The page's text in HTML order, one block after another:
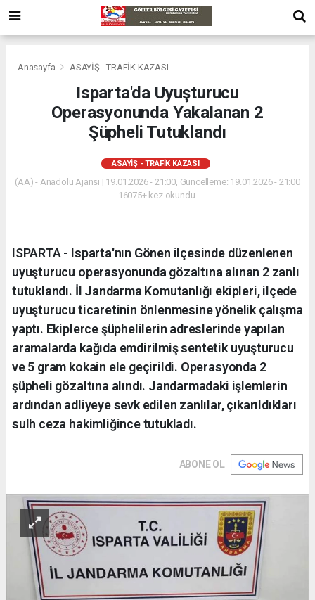
Anasayfa ASAYİŞ - TRAFİK KAZASI
Isparta'da Uyuşturucu
Operasyonunda Yakalanan 2
Şüpheli Tutuklandı
ASAYİŞ - TRAFİK KAZASI
(AA) - Anadolu Ajansı | 19.01.2026 - 21:00, Güncelleme: 19.01.2026 - 21:00
16075+ kez okundu.
ISPARTA - Isparta'nın Gönen ilçesinde düzenlenen
uyuşturucu operasyonunda gözaltına alınan 2 zanlı
tutuklandı. İl Jandarma Komutanlığı ekipleri, ilçede
uyuşturucu ticaretinin önlenmesine yönelik çalışma
yaptı. Ekiplerce şüphelilerin adreslerinde yapılan
aramalarda kağıda emdirilmiş sentetik uyuşturucu
ve 5 gram kokain ele geçirildi. Operasyonda 2
şüpheli gözaltına alındı. Jandarmadaki işlemlerin
ardından adliyeye sevk edilen zanlılar, çıkarıldıkları
sulh ceza hakimliğince tutukladı.
ABONE OL